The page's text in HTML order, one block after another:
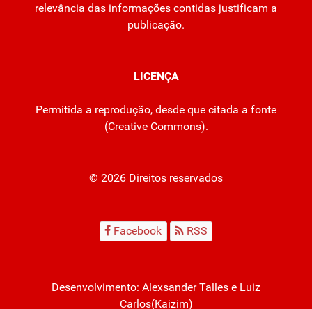
relevância das informações contidas justificam a
publicação.
LICENÇA
Permitida a reprodução, desde que citada a fonte
(Creative Commons).
© 2026 Direitos reservados
Facebook RSS
Desenvolvimento: Alexsander Talles e Luiz
Carlos(Kaizim)